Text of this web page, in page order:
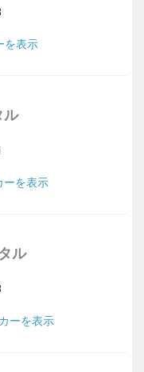
を表示
ル
ーを表示
ル
ーを表示